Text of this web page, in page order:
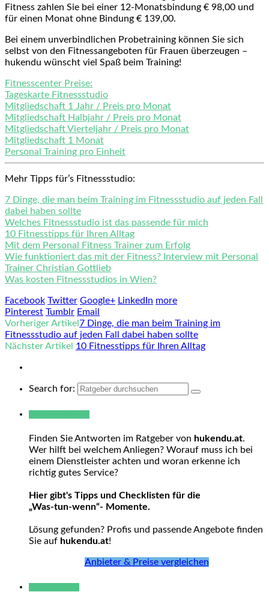
Fitness zahlen Sie bei einer 12-Monatsbindung € 98,00 und
für einen Monat ohne Bindung € 139,00.
Bei einem unverbindlichen Probetraining können Sie sich
selbst von den Fitnessangeboten für Frauen überzeugen –
hukendu wünscht viel Spaß beim Training!
Fitnesscenter Preise:
Tageskarte Fitnessstudio
Mitgliedschaft 1 Jahr / Preis pro Monat
Mitgliedschaft Halbjahr / Preis pro Monat
Mitgliedschaft Vierteljahr / Preis pro Monat
Mitgliedschaft 1 Monat
Personal Training pro Einheit
Mehr Tipps für’s Fitnessstudio:
7 Dinge, die man beim Training im Fitnessstudio auf jeden Fall
dabei haben sollte
Welches Fitnessstudio ist das passende für mich
10 Fitnesstipps für Ihren Alltag
Mit dem Personal Fitness Trainer zum Erfolg
Wie funktioniert das mit der Fitness? Interview mit Personal
Trainer Christian Gottlieb
Was kosten Fitnessstudios in Wien?
Facebook Twitter Google+ LinkedIn more
Pinterest Tumblr Email
Vorheriger Artikel 7 Dinge, die man beim Training im
Fitnessstudio auf jeden Fall dabei haben sollte
Nächster Artikel 10 Fitnesstipps für Ihren Alltag
Search for:
Finden Sie Antworten im Ratgeber von hukendu.at.
Wer hilft bei welchem Anliegen? Worauf muss ich bei
einem Dienstleister achten und woran erkenne ich
richtig gutes Service?
Hier gibt's Tipps und Checklisten für die
„Was-tun-wenn“- Momente.
Lösung gefunden? Profis und passende Angebote finden
Sie auf hukendu.at!
Anbieter & Preise vergleichen